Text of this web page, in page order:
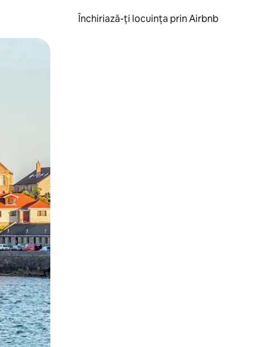
Închiriază-ți locuința prin Airbnb